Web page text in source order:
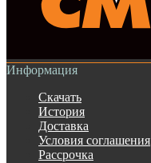
Информация
Скачать
История
Доставка
Условия соглашения
Рассрочка